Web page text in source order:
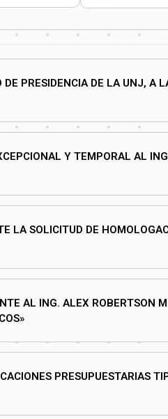
PRESIDENCIA DE LA UNJ, A
Y TEMPORAL AL
SOLICITUD DE
AL ING. ALEX ROBERTSON
PRESUPUESTARIAS